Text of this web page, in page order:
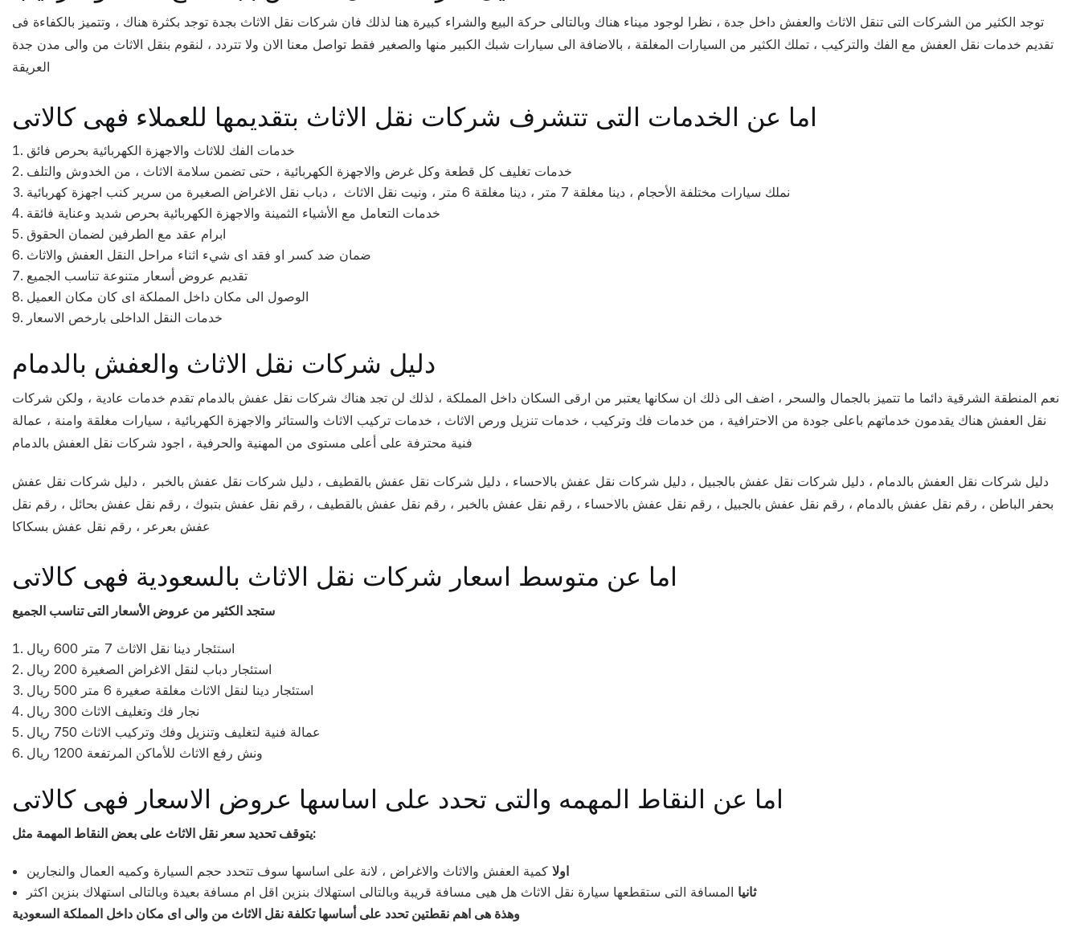
توجد الكثير من الشركات التى تنقل الاثاث والعفش داخل جدة ، نظرا لوجود ميناء هناك وبالتالى حركة البيع والشراء كبيرة هنا لذلك فان شركات نقل الاثاث بجدة توجد بكثرة هناك ، وتتميز بالكفاءة فى
تقديم خدمات نقل العفش مع الفك والتركيب ، تملك الكثير من السيارات المغلقة ، بالاضافة الى سيارات شبك الكبير منها والصغير فقط تواصل معنا الان ولا تتردد ، لنقوم بنقل الاثاث من والى مدن جدة
العريقة
خدمات الفك للاثاث والاجهزة الكهربائية بحرص فائق
خدمات تغليف كل قطعة وكل غرض والاجهزة الكهربائية ، حتى تضمن سلامة الاثاث ، من الخدوش والتلف
نملك سيارات مختلفة الأحجام ، دينا مغلقة 7 متر ، دينا مغلقة 6 متر ، ونيت نقل الاثاث ، دباب نقل الاغراض الصغيرة من سرير كنب اجهزة كهربائية
خدمات التعامل مع الأشياء الثمينة والاجهزة الكهربائية بحرص شديد وعناية فائقة
ابرام عقد مع الطرفين لضمان الحقوق
ضمان ضد كسر او فقد اى شيء اثناء مراحل النقل العفش والاثاث
الوصول الى مكان داخل المملكة اى كان مكان العميل
خدمات النقل الداخلى بارخص الاسعار
نعم المنطقة الشرقية دائما ما تتميز بالجمال والسحر ، اضف الى ذلك ان سكانها يعتبر من ارقى السكان داخل المملكة ، لذلك لن تجد هناك شركات نقل عفش بالدمام تقدم خدمات عادية ، ولكن شركات
نقل العفش هناك يقدمون خدماتهم باعلى جودة من الاحترافية ، من خدمات فك وتركيب ، خدمات تنزيل ورص الاثاث ، خدمات تركيب الاثاث والستائر والاجهزة الكهربائية ، سيارات مغلقة وامنة ، عمالة
فنية محترفة على أعلى مستوى من المهنية والحرفية ، اجود شركات نقل العفش بالدمام
دليل شركات نقل العفش بالدمام ، دليل شركات نقل عفش بالجبيل ، دليل شركات نقل عفش بالاحساء ، دليل شركات نقل عفش بالقطيف ، دليل شركات نقل عفش بالخبر ، دليل شركات نقل عفش
بحفر الباطن ، رقم نقل عفش بالدمام ، رقم نقل عفش بالجبيل ، رقم نقل عفش بالاحساء ، رقم نقل عفش بالخبر ، رقم نقل عفش بالقطيف ، رقم نقل عفش بتبوك ، رقم نقل عفش بحائل ، رقم نقل
عفش بعرعر ، رقم نقل عفش بسكاكا
اما عن متوسط اسعار شركات نقل الاثاث بالسعودية فهى كالاتى
استئجار دينا نقل الاثاث 7 متر 600 ريال
استئجار دباب لنقل الاغراض الصغيرة 200 ريال
استئجار دينا لنقل الاثاث مغلقة صغيرة 6 متر 500 ريال
نجار فك وتغليف الاثاث 300 ريال
عمالة فنية لتغليف وتنزيل وفك وتركيب الاثاث 750 ريال
ونش رفع الاثاث للأماكن المرتفعة 1200 ريال
اما عن النقاط المهمه والتى تحدد على اساسها عروض الاسعار فهى كالاتى
يتوقف تحديد سعر نقل الاثاث على بعض النقاط المهمة مثل:
اولا كمية العفش والاثاث والاغراض ، لانة على اساسها سوف تتحدد حجم السيارة وكميه العمال والنجارين
ثانيا المسافة التى ستقطعها سيارة نقل الاثاث هل هيى مسافة قريبة وبالتالى استهلاك بنزين اقل ام مسافة بعيدة وبالتالى استهلاك بنزين اكثر
وهذة هى اهم نقطتين تحدد على أساسها تكلفة نقل الاثاث من والى اى مكان داخل المملكة السعودية